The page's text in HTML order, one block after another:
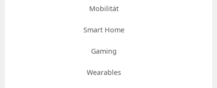
Mobilität
Smart Home
Gaming
Wearables